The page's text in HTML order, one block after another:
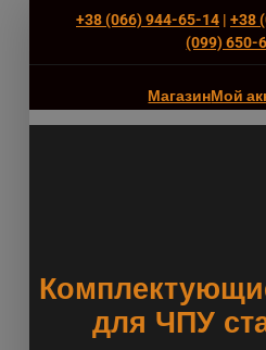
+38 (066) 944-65-14| +38
(‎099) 650-
МагазинМой
для ЧПУ